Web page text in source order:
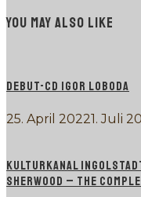
YOU MAY ALSO LIKE
DEBUT-CD IGOR LOBODA
25. April 20221. Juli
KULTURKANAL
SHERWOOD – THE